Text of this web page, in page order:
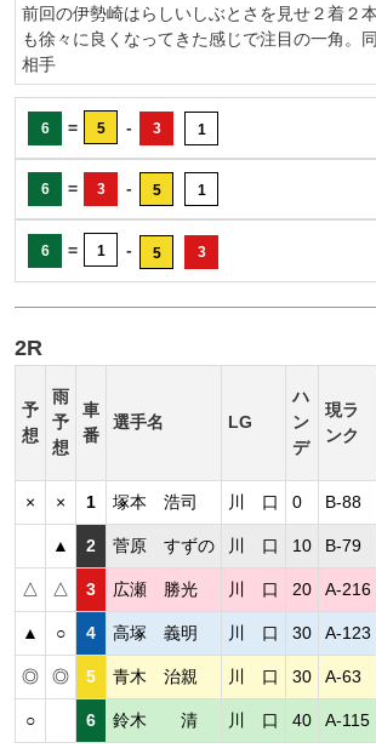
前回の伊勢崎はらしいしぶとさを見せ２着２
も徐々に良くなってきた感じで注目の一角。
相手
6 = 5 - 3 1
6 = 3 - 5 1
6 = 1 - 5 3
2R
予
想
雨
予
想
車
番
選手名 LG
ハ
ン
デ
現ラ
ンク
× × 1 塚本 浩司 川 口 0 B-88
▲ 2 菅原 すずの 川 口 10 B-79
△ △ 3 広瀬 勝光 川 口 20 A-216
▲ ○ 4 高塚 義明 川 口 30 A-123
◎ ◎ 5 青木 治親 川 口 30 A-63
○ 6 鈴木 清 川 口 40 A-115